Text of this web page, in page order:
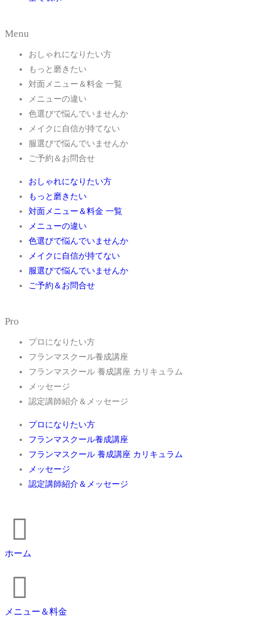
Menu
おしゃれになりたい方
もっと磨きたい
対面メニュー＆料金 一覧
メニューの違い
色選びで悩んでいませんか
メイクに自信が持てない
服選びで悩んでいませんか
ご予約＆お問合せ
おしゃれになりたい方
もっと磨きたい
対面メニュー＆料金 一覧
メニューの違い
色選びで悩んでいませんか
メイクに自信が持てない
服選びで悩んでいませんか
ご予約＆お問合せ
Pro
プロになりたい方
フランマスクール養成講座
フランマスクール 養成講座 カリキュラム
メッセージ
認定講師紹介＆メッセージ
プロになりたい方
フランマスクール養成講座
フランマスクール 養成講座 カリキュラム
メッセージ
認定講師紹介＆メッセージ
ホーム
メニュー＆料金